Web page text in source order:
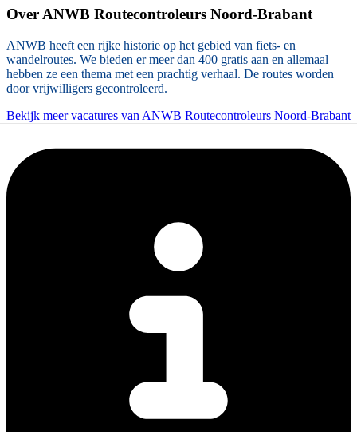
Over ANWB Routecontroleurs Noord-Brabant
ANWB heeft een rijke historie op het gebied van fiets- en
wandelroutes. We bieden er meer dan 400 gratis aan en allemaal
hebben ze een thema met een prachtig verhaal. De routes worden
door vrijwilligers gecontroleerd.
Bekijk meer vacatures van ANWB Routecontroleurs Noord-Brabant